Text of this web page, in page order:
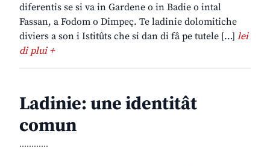
diferentis se si va in Gardene o in Badie o intal
Fassan, a Fodom o Dimpeç. Te ladinie dolomitiche
diviers a son i Istitûts che si dan di fâ pe tutele […] lei
di plui +
Ladinie: une identitât
comun
............